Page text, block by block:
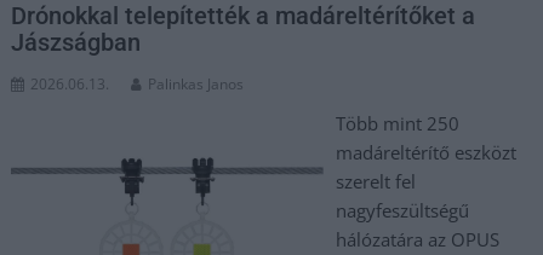
Drónokkal telepítették a madáreltérítőket a
Jászságban
2026.06.13. Palinkas Janos
Több mint 250
madáreltérítő eszközt
szerelt fel
nagyfeszültségű
hálózatára az OPUS